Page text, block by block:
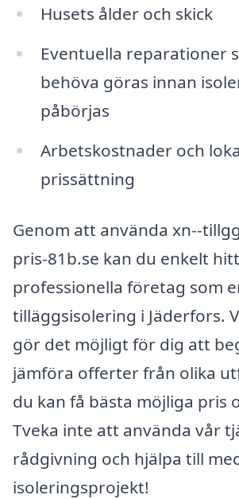
Husets ålder och skick
Eventuella reparationer
behöva göras innan
påbörjas
Arbetskostnader och
prissättning
Genom att använda xn--
pris-81b.se kan du enkelt
professionella företag som
tilläggsisolering i Jäderfors.
gör det möjligt för dig att
jämföra offerter från olika
du kan få bästa möjliga pris
Tveka inte att använda vår
rådgivning och hjälpa till
isoleringsprojekt!